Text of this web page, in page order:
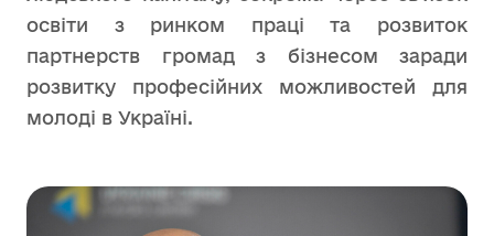
освіти з ринком праці та розвиток
партнерств громад з бізнесом заради
розвитку професійних можливостей для
молоді в Україні.